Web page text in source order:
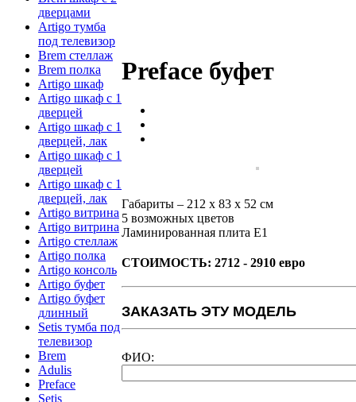
дверцами
Artigo тумба
под телевизор
Brem стеллаж
Brem полка
Artigo шкаф
Artigo шкаф с 1
дверцей
Artigo шкаф с 1
дверцей, лак
Artigo шкаф с 1
дверцей
Artigo шкаф с 1
дверцей, лак
Artigo витрина
Artigo витрина
Artigo стеллаж
Artigo полка
Artigo консоль
Artigo буфет
Artigo буфет
длинный
Setis тумба под
телевизор
Brem
Adulis
Preface
Setis
Preface буфет
Габариты – 212 x 83 x 52 см
5 возможных цветов
Ламинированная плита E1
СТОИМОСТЬ: 2712 - 2910 евро
ЗАКАЗАТЬ ЭТУ МОДЕЛЬ
ФИО: